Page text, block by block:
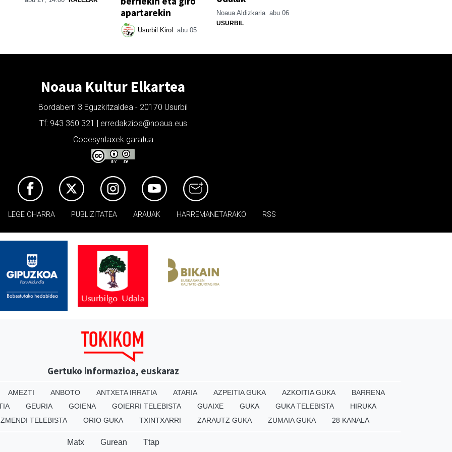
apartarekin
Usurbil Kirol abu 05
Noaua Aldizkaria abu 06
USURBIL
Noaua Kultur Elkartea
Bordaberri 3 Eguzkitzaldea - 20170 Usurbil
Tf: 943 360 321 | erredakzioa@noaua.eus
Codesyntaxek garatua
LEGE OHARRA PUBLIZITATEA ARAUAK HARREMANETARAKO RSS
Gertuko informazioa, euskaraz
AMEZTI ANBOTO ANTXETA IRRATIA ATARIA AZPEITIA GUKA AZKOITIA GUKA
BARRENA
GEURIA GOIENA GOIERRI TELEBISTA GUAIXE GUKA GUKA TELEBISTA
HIRUKA
TELEBISTA ORIO GUKA TXINTXARRI ZARAUTZ GUKA ZUMAIA GUKA 28 KANALA
Matx Gurean Ttap